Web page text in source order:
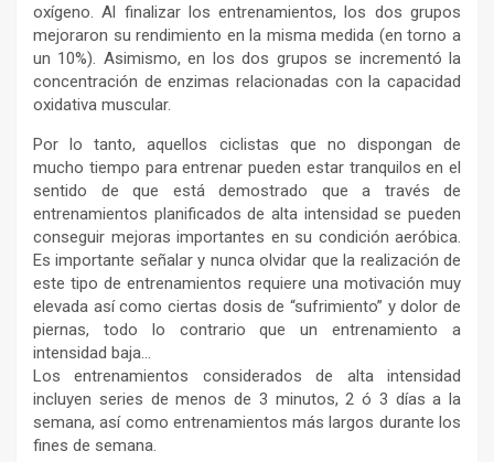
oxígeno. Al finalizar los entrenamientos, los dos grupos
mejoraron su rendimiento en la misma medida (en torno a
un 10%). Asimismo, en los dos grupos se incrementó la
concentración de enzimas relacionadas con la capacidad
oxidativa muscular.
Por lo tanto, aquellos ciclistas que no dispongan de
mucho tiempo para entrenar pueden estar tranquilos en el
sentido de que está demostrado que a través de
entrenamientos planificados de alta intensidad se pueden
conseguir mejoras importantes en su condición aeróbica.
Es importante señalar y nunca olvidar que la realización de
este tipo de entrenamientos requiere una motivación muy
elevada así como ciertas dosis de “sufrimiento” y dolor de
piernas, todo lo contrario que un entrenamiento a
intensidad baja…
Los entrenamientos considerados de alta intensidad
incluyen series de menos de 3 minutos, 2 ó 3 días a la
semana, así como entrenamientos más largos durante los
fines de semana.